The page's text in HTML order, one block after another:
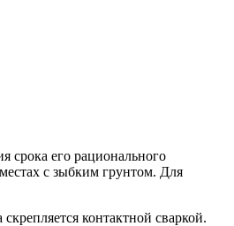
срока его рационального
с зыбким грунтом. Для
контактной сваркой.